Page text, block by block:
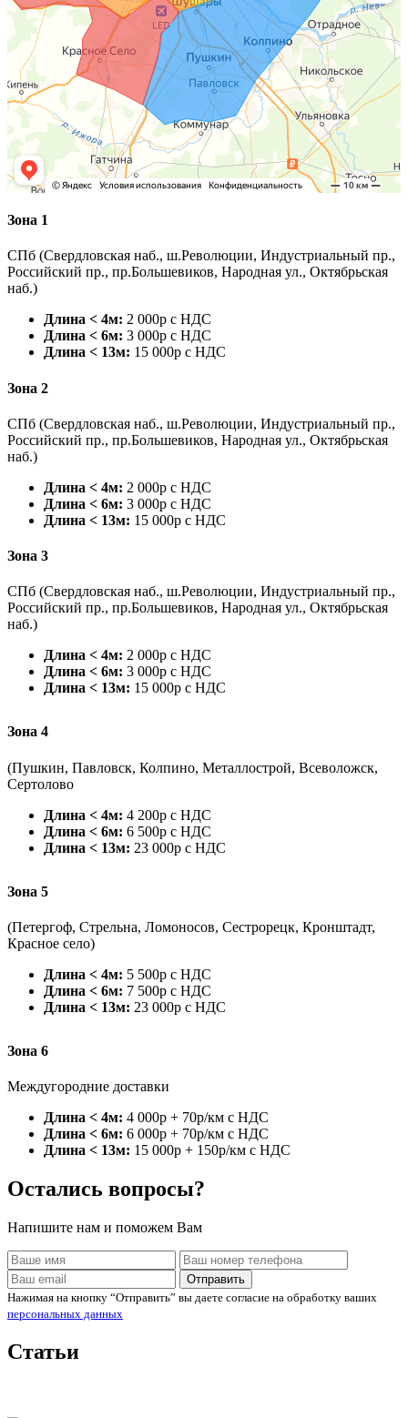
Зона 1
СПб (Свердловская наб., ш.Революции, Индустриальный пр.,
Российский пр., пр.Большевиков, Народная ул., Октябрьская
наб.)
Длина < 4м: 2 000р с НДС
Длина < 6м: 3 000р с НДС
Длина < 13м: 15 000р с НДС
Зона 2
СПб (Свердловская наб., ш.Революции, Индустриальный пр.,
Российский пр., пр.Большевиков, Народная ул., Октябрьская
наб.)
Длина < 4м: 2 000р с НДС
Длина < 6м: 3 000р с НДС
Длина < 13м: 15 000р с НДС
Зона 3
СПб (Свердловская наб., ш.Революции, Индустриальный пр.,
Российский пр., пр.Большевиков, Народная ул., Октябрьская
наб.)
Длина < 4м: 2 000р с НДС
Длина < 6м: 3 000р с НДС
Длина < 13м: 15 000р с НДС
Зона 4
(Пушкин, Павловск, Колпино, Металлострой, Всеволожск,
Сертолово
Длина < 4м: 4 200р с НДС
Длина < 6м: 6 500р с НДС
Длина < 13м: 23 000р с НДС
Зона 5
(Петергоф, Стрельна, Ломоносов, Сестрорецк, Кронштадт,
Красное село)
Длина < 4м: 5 500р с НДС
Длина < 6м: 7 500р с НДС
Длина < 13м: 23 000р с НДС
Зона 6
Междугородние доставки
Длина < 4м: 4 000р + 70р/км с НДС
Длина < 6м: 6 000р + 70р/км с НДС
Длина < 13м: 15 000р + 150р/км с НДС
Остались вопросы?
Напишите нам и поможем Вам
Отправить
Нажимая на кнопку “Отправить” вы даете согласие на обработку ваших
персональных данных
Статьи